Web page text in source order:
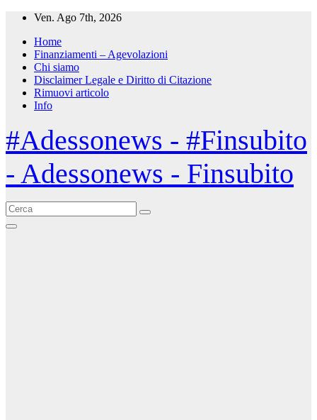
Salta
contenuto
Ven. Ago 7th, 2026
Home
Finanziamenti – Agevolazioni
Chi siamo
Disclaimer Legale e Diritto di Citazione
Rimuovi articolo
Info
#Adessonews - #Finsubito
- Adessonews - Finsubito